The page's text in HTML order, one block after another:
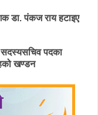
डा. पंकज राय हटाइए
सदस्यसचिव पदका
खण्डन